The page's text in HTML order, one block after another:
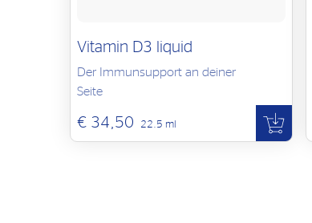
Vitamin D3 liquid
Der Immunsupport an deiner
Seite
€ 34,50 22.5 ml